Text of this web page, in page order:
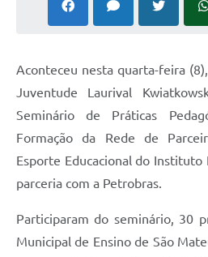
Telefones Postos de Saúde
Recebimento de Recursos
Serviço de Informação ao Cidadão
Termos de Fomento
Iluminação Pública
Aconteceu nesta quarta-feira
Juventude Laurival
Seminário de Práticas
Formação da Rede de
Esporte Educacional do Instituto
parceria com a Petrobras.
Participaram do seminário, 30
Municipal de Ensino de São